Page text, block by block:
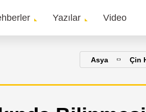
Yazılar Video
Asya Çin